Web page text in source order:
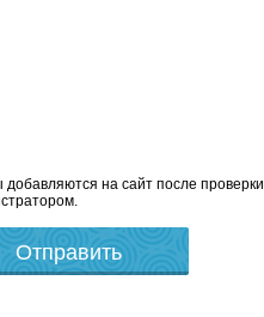
на сайт после проверки